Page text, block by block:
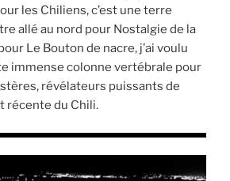
les Chiliens, c’est une terre
allé au nord pour Nostalgie de la
Le Bouton de nacre, j’ai voulu
immense colonne vertébrale pour
révélateurs puissants de
récente du Chili.